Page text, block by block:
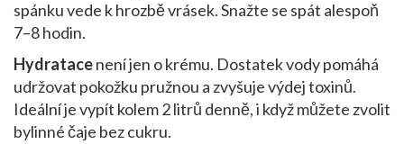
spánku vede k hrozbě vrásek. Snažte se spát alespoň
7–8 hodin.
Hydratacenení jen o krému. Dostatek vody pomáhá
udržovat pokožku pružnou a zvyšuje výdej toxinů.
Ideální je vypít kolem 2 litrů denně, i když můžete zvolit
bylinné čaje bez cukru.